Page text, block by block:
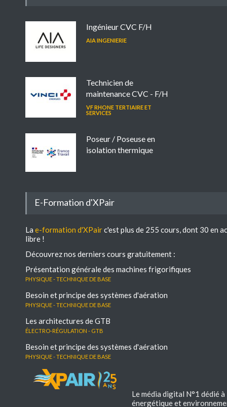
Ingénieur CVC F/H
AIA INGENIERIE
Technicien de
maintenance CVC - F/H
VF RHONE TERTIAIRE ET
SERVICES
Poseur / Poseuse en
isolation thermique
E-Formation d'XPair
La e-formation d'XPairc'est plus de 255 cours, dont 30 en
libre !
Découvrez nos derniers cours gratuitement :
Présentation générale des machines frigorifiques
Physique - Technique de base
Besoin et principe des systèmes d'aération
Physique - Technique de base
Les architectures de GTB
électro-régulation - GTB
Besoin et principe des systèmes d'aération
Physique - Technique de base
Le média digital N°1 dédié
énergétique et